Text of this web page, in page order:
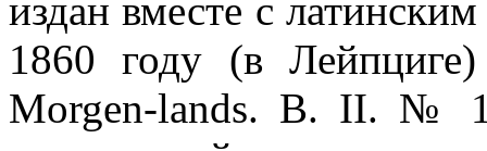
издан вместе с
1860 году (в
Morgen-lands. В. II. №